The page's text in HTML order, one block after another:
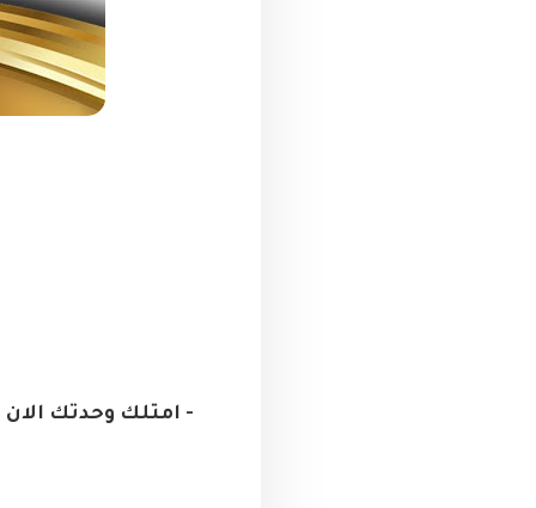
- امتلك وحدتك الان بمقدم 800,000 مش بس كدة لاول مرة في